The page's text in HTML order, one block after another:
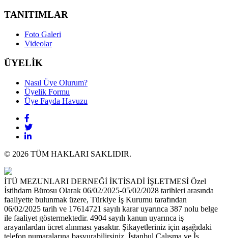
TANITIMLAR
Foto Galeri
Videolar
ÜYELİK
Nasıl Üye Olurum?
Üyelik Formu
Üye Fayda Havuzu
© 2026 TÜM HAKLARI SAKLIDIR.
İTÜ MEZUNLARI DERNEĞİ İKTİSADİ İŞLETMESİ Özel
İstihdam Bürosu Olarak 06/02/2025-05/02/2028 tarihleri arasında
faaliyette bulunmak üzere, Türkiye İş Kurumu tarafından
06/02/2025 tarih ve 17614721 sayılı karar uyarınca 387 nolu belge
ile faaliyet göstermektedir. 4904 sayılı kanun uyarınca iş
arayanlardan ücret alınması yasaktır. Şikayetleriniz için aşağıdaki
telefon numaralarına başvurabilirsiniz. İstanbul Çalışma ve İş